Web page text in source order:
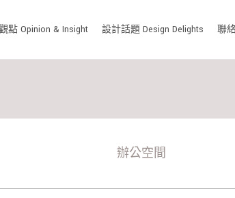
點 Opinion & Insight 設計話題 Design Delights 聯
辦公空間